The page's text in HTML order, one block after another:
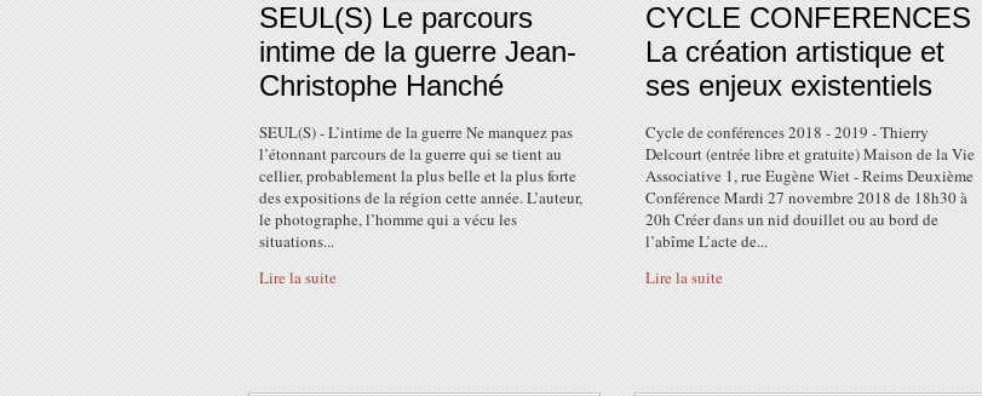
SEUL(S) Le parcours
intime de la guerre Jean-
Christophe Hanché
SEUL(S) - L’intime de la guerre Ne manquez pas
l’étonnant parcours de la guerre qui se tient au
cellier, probablement la plus belle et la plus forte
des expositions de la région cette année. L’auteur,
le photographe, l’homme qui a vécu les
situations...
Lire la suite
CYCLE CONFERENCES
La création artistique et
ses enjeux existentiels
Cycle de conférences 2018 - 2019 - Thierry
Delcourt (entrée libre et gratuite) Maison de la Vie
Associative 1, rue Eugène Wiet - Reims Deuxième
Conférence Mardi 27 novembre 2018 de 18h30 à
20h Créer dans un nid douillet ou au bord de
l’abîme L’acte de...
Lire la suite